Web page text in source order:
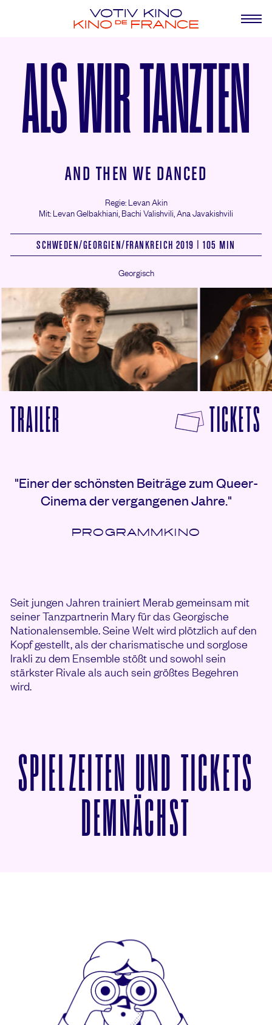
ALS WIR TANZTEN
AND THEN WE DANCED
Regie: Levan Akin
Mit: Levan Gelbakhiani, Bachi Valishvili, Ana Javakishvili
SCHWEDEN/GEORGIEN/FRANKREICH 2019 | 105 MIN
Georgisch
TRAILER
TICKETS
"Einer der schönsten Beiträge zum Queer-
Cinema der vergangenen Jahre."
PROGRAMMKINO
Seit jungen Jahren trainiert Merab gemeinsam mit
seiner Tanzpartnerin Mary für das Georgische
Nationalensemble. Seine Welt wird plötzlich auf den
Kopf gestellt, als der charismatische und sorglose
Irakli zu dem Ensemble stößt und sowohl sein
stärkster Rivale als auch sein größtes Begehren
wird.
SPIELZEITEN UND TICKETS
DEMNÄCHST